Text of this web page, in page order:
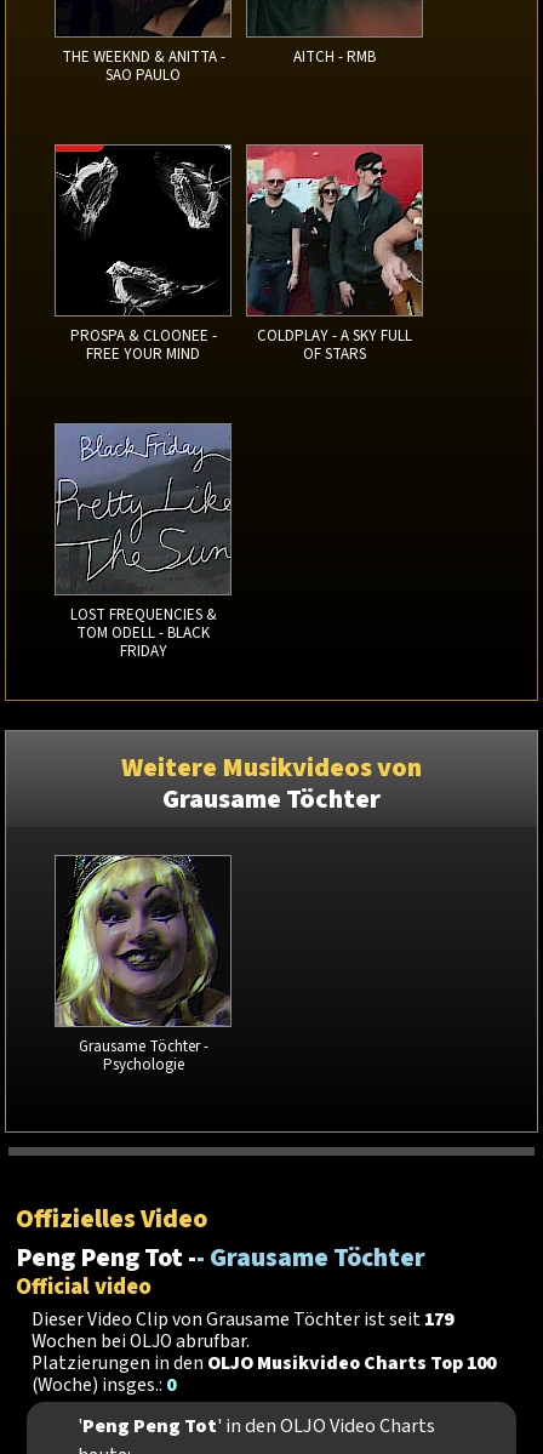
THE WEEKND & ANITTA -
SAO PAULO
AITCH - RMB
PROSPA & CLOONEE -
FREE YOUR MIND
COLDPLAY - A SKY FULL
OF STARS
LOST FREQUENCIES &
TOM ODELL - BLACK
FRIDAY
Weitere Musikvideos von
Grausame Töchter
Grausame Töchter -
Psychologie
Offizielles Video
Peng Peng Tot -- Grausame Töchter
Official video
Dieser Video Clip von Grausame Töchter ist seit179
Wochen bei OLJO abrufbar.
Platzierungen in den OLJO Musikvideo Charts Top 100
(Woche) insges.: 0
'Peng Peng Tot' in den OLJO Video Charts